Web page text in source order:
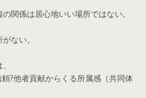
関係は居心地いい場所ではない。
ない。
頼?他者貢献からくる所属感（共同体